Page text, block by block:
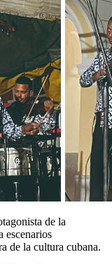
de la
escenarios
de la cultura cubana.